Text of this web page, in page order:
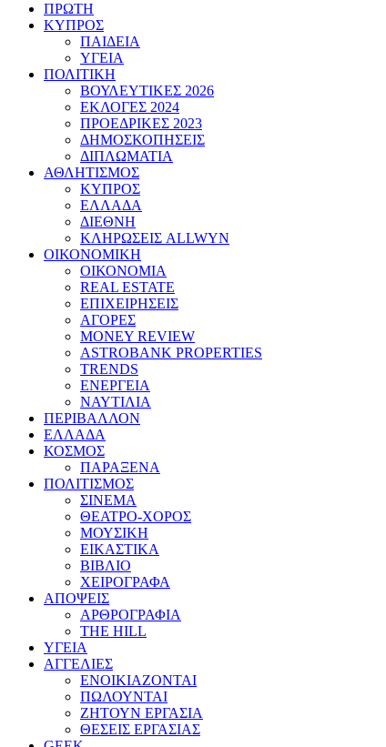
ΠΡΩΤΗ
ΚΥΠΡΟΣ
ΠΑΙΔΕΙΑ
ΥΓΕΙΑ
ΠΟΛΙΤΙΚΗ
ΒΟΥΛΕΥΤΙΚΕΣ 2026
ΕΚΛΟΓΕΣ 2024
ΠΡΟΕΔΡΙΚΕΣ 2023
ΔΗΜΟΣΚΟΠΗΣΕΙΣ
ΔΙΠΛΩΜΑΤΙΑ
ΑΘΛΗΤΙΣΜΟΣ
ΚΥΠΡΟΣ
ΕΛΛΑΔΑ
ΔΙΕΘΝΗ
ΚΛΗΡΩΣΕΙΣ ALLWYN
ΟΙΚΟΝΟΜΙΚΗ
ΟΙΚΟΝΟΜΙΑ
REAL ESTATE
ΕΠΙΧΕΙΡΗΣΕΙΣ
ΑΓΟΡΕΣ
MONEY REVIEW
ASTROBANK PROPERTIES
TRENDS
ΕΝΕΡΓΕΙΑ
ΝΑΥΤΙΛΙΑ
ΠΕΡΙΒΑΛΛΟΝ
ΕΛΛΑΔΑ
ΚΟΣΜΟΣ
ΠΑΡΑΞΕΝΑ
ΠΟΛΙΤΙΣΜΟΣ
ΣΙΝΕΜΑ
ΘΕΑΤΡΟ-ΧΟΡΟΣ
ΜΟΥΣΙΚΗ
ΕΙΚΑΣΤΙΚΑ
ΒΙΒΛΙΟ
ΧΕΙΡΟΓΡΑΦΑ
ΑΠΟΨΕΙΣ
ΑΡΘΡΟΓΡΑΦΙΑ
THE HILL
ΥΓΕΙΑ
ΑΓΓΕΛΙΕΣ
ΕΝΟΙΚΙΑΖΟΝΤΑΙ
ΠΩΛΟΥΝΤΑΙ
ΖΗΤΟΥΝ ΕΡΓΑΣΙΑ
ΘΕΣΕΙΣ ΕΡΓΑΣΙΑΣ